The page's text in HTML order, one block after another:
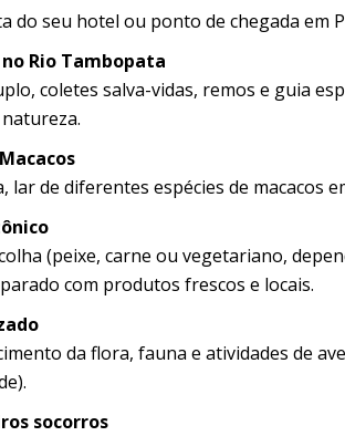
do seu hotel ou ponto de chegada em
no Rio Tambopata
coletes salva-vidas, remos e guia
lar de diferentes espécies de macacos
(peixe, carne ou vegetariano,
com produtos frescos e locais.
da flora, fauna e atividades de
socorros